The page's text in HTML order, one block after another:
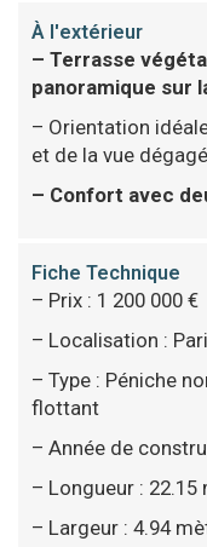
À l'extérieur
– Terrasse
panoramique sur
– Orientation
et de la vue
– Confort avec
Fiche Technique
– Prix : 1 200 000 €
– Localisation :
– Type : Péniche
flottant
– Année de
– Longueur : 22.15
– Largeur : 4.94